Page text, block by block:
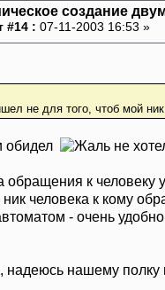
создание
#14 : 07-11-2003 16:53 »
не для того, чтоб мой
обидел не
обращения к человеку
человека к кому
- очень
, надеюсь нашему